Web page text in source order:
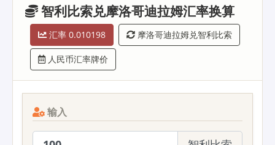
智利比索兑摩洛哥迪拉姆汇率换算
汇率 0.010198 摩洛哥迪拉姆兑智利比索
人民币汇率牌价
输入